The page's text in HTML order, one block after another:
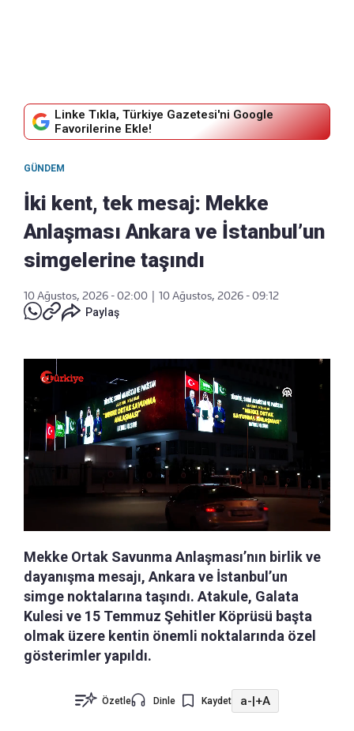
Linke Tıkla, Türkiye Gazetesi'ni Google
Favorilerine Ekle!
GÜNDEM
İki kent, tek mesaj: Mekke
Anlaşması Ankara ve İstanbul’un
simgelerine taşındı
10 Ağustos, 2026 - 02:00
10 Ağustos, 2026 - 09:12
Paylaş
Mekke Ortak Savunma Anlaşması’nın birlik ve
dayanışma mesajı, Ankara ve İstanbul’un
simge noktalarına taşındı. Atakule, Galata
Kulesi ve 15 Temmuz Şehitler Köprüsü başta
olmak üzere kentin önemli noktalarında özel
gösterimler yapıldı.
Özetle Dinle Kaydet a-|+A